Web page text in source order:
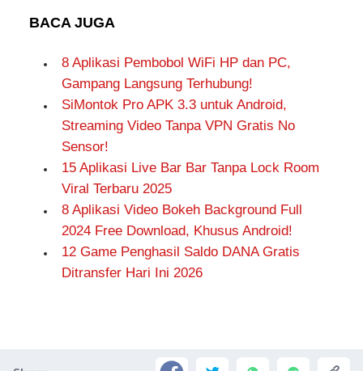
BACA JUGA
8 Aplikasi Pembobol WiFi HP dan PC,
Gampang Langsung Terhubung!
SiMontok Pro APK 3.3 untuk Android,
Streaming Video Tanpa VPN Gratis No
Sensor!
15 Aplikasi Live Bar Bar Tanpa Lock Room
Viral Terbaru 2025
8 Aplikasi Video Bokeh Background Full
2024 Free Download, Khusus Android!
12 Game Penghasil Saldo DANA Gratis
Ditransfer Hari Ini 2026